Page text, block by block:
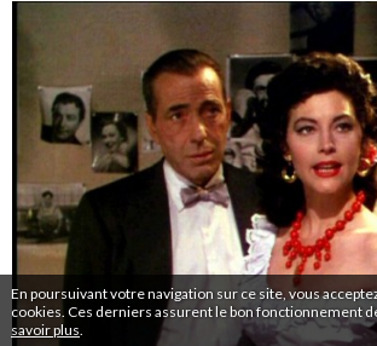
En poursuivant votre navigation sur ce site, vous
cookies. Ces derniers assurent le bon fonctionnement
savoir plus